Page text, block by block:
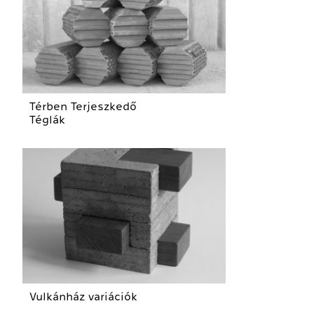
Térben Terjeszkedő
Téglák
Vulkánház variációk